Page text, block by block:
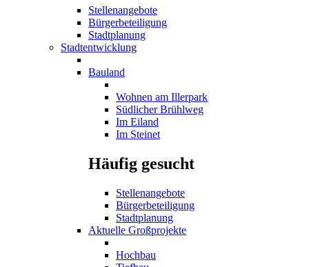
Stellenangebote
Bürgerbeteiligung
Stadtplanung
Stadtentwicklung
Bauland
Wohnen am Illerpark
Südlicher Brühlweg
Im Eiland
Im Steinet
Häufig gesucht
Stellenangebote
Bürgerbeteiligung
Stadtplanung
Aktuelle Großprojekte
Hochbau